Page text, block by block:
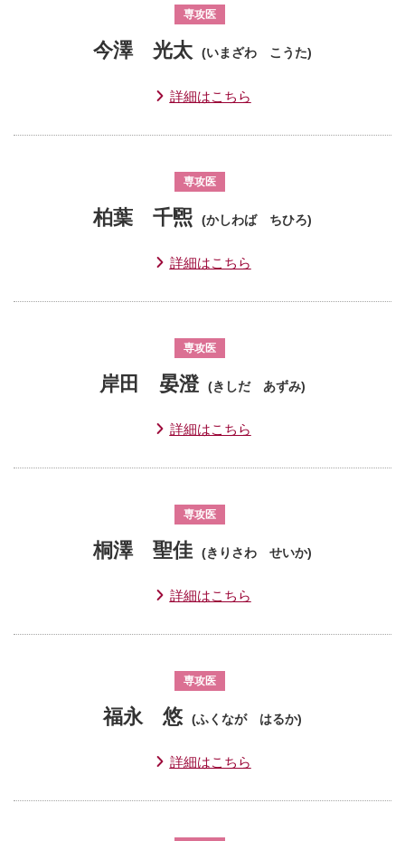
専攻医
今澤 光太 (いまざわ こうた)
詳細はこちら
専攻医
柏葉 千煕 (かしわば ちひろ)
詳細はこちら
専攻医
岸田 晏澄 (きしだ あずみ)
詳細はこちら
専攻医
桐澤 聖佳 (きりさわ せいか)
詳細はこちら
専攻医
福永 悠 (ふくなが はるか)
詳細はこちら